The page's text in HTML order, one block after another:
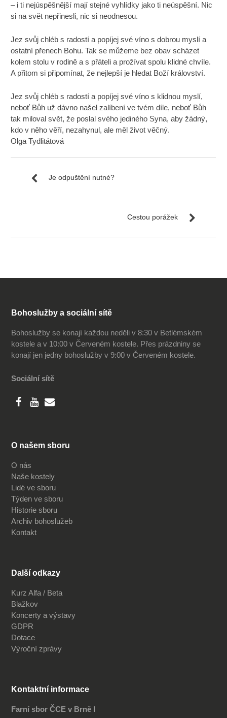
– i ti nejúspěšnější mají stejné vyhlídky jako ti neúspěšní. Nic
si na svět nepřinesli, nic si neodnesou.
Jez svůj chléb s radostí a popíjej své víno s dobrou myslí a
ostatní přenech Bohu. Tak se můžeme bez obav scházet
kolem stolu v rodině a s přáteli a prožívat spolu klidné chvíle.
A přitom si připomínat, že nejlepší je hledat Boží království.
Jez svůj chléb s radostí a popíjej své víno s klidnou myslí,
neboť Bůh už dávno našel zalíbení ve tvém díle, neboť Bůh
tak miloval svět, že poslal svého jediného Syna, aby žádný,
kdo v něho věří, nezahynul, ale měl život věčný.
Olga Tydlitátová
Je odpuštění nutné?
Cestou porážek
Bohoslužby a sociální sítě
Bohoslužby se konají každou neděli v 8:30 v Betlémském
kostele a v 10:00 v Červeném kostele. Přes prázdniny se
konají jen jedny bohoslužby v 9:00 v Červeném kostele.
Sociální sítě
O našem sboru
O nás
Naše kostely
Lidé ve sboru
Týden ve sboru
Historie sboru
Archiv bohoslužeb
Kontakt
Další odkazy
Kurz Alfa / Beta
Blažkov
Koncerty a výstavy
GDPR
Dotace
Výroční zprávy
Kontaktní informace
Farní sbor ČCE v Brně I